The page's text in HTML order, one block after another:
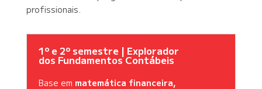
profissionais.
1º e 2º semestre | Explorador
dos Fundamentos Contábeis
Base em matemática financeira,